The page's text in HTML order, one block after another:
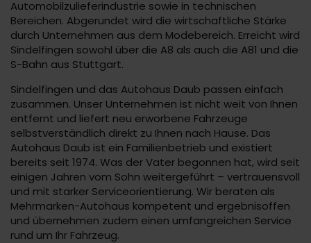
Automobilzulieferindustrie sowie in technischen
Bereichen. Abgerundet wird die wirtschaftliche Stärke
durch Unternehmen aus dem Modebereich. Erreicht wird
Sindelfingen sowohl über die A8 als auch die A81 und die
S-Bahn aus Stuttgart.
Sindelfingen und das Autohaus Daub passen einfach
zusammen. Unser Unternehmen ist nicht weit von Ihnen
entfernt und liefert neu erworbene Fahrzeuge
selbstverständlich direkt zu Ihnen nach Hause. Das
Autohaus Daub ist ein Familienbetrieb und existiert
bereits seit 1974. Was der Vater begonnen hat, wird seit
einigen Jahren vom Sohn weitergeführt – vertrauensvoll
und mit starker Serviceorientierung. Wir beraten als
Mehrmarken-Autohaus kompetent und ergebnisoffen
und übernehmen zudem einen umfangreichen Service
rund um Ihr Fahrzeug.